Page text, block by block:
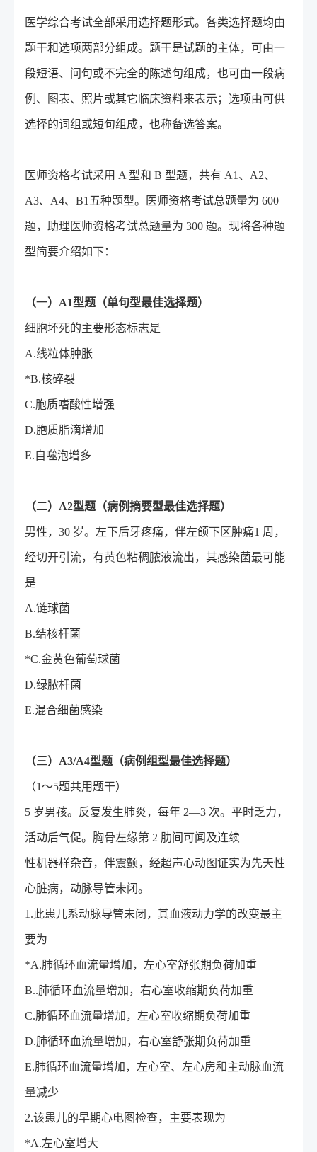
医学综合考试全部采用选择题形式。各类选择题均由
题干和选项两部分组成。题干是试题的主体，可由一
段短语、问句或不完全的陈述句组成，也可由一段病
例、图表、照片或其它临床资料来表示；选项由可供
选择的词组或短句组成，也称备选答案。
医师资格考试采用 A 型和 B 型题，共有 A1、A2、
A3、A4、B1五种题型。医师资格考试总题量为 600
题，助理医师资格考试总题量为 300 题。现将各种题
型简要介绍如下：
（一）A1型题（单句型最佳选择题）
细胞坏死的主要形态标志是
A.线粒体肿胀
*B.核碎裂
C.胞质嗜酸性增强
D.胞质脂滴增加
E.自噬泡增多
（二）A2型题（病例摘要型最佳选择题）
男性，30 岁。左下后牙疼痛，伴左颌下区肿痛1 周，
经切开引流，有黄色粘稠脓液流出，其感染菌最可能
是
A.链球菌
B.结核杆菌
*C.金黄色葡萄球菌
D.绿脓杆菌
E.混合细菌感染
（三）A3/A4型题（病例组型最佳选择题）
（1～5题共用题干）
5 岁男孩。反复发生肺炎，每年 2—3 次。平时乏力，
活动后气促。胸骨左缘第 2 肋间可闻及连续
性机器样杂音，伴震颤，经超声心动图证实为先天性
心脏病，动脉导管未闭。
1.此患儿系动脉导管未闭，其血液动力学的改变最主
要为
*A.肺循环血流量增加，左心室舒张期负荷加重
B..肺循环血流量增加，右心室收缩期负荷加重
C.肺循环血流量增加，左心室收缩期负荷加重
D.肺循环血流量增加，右心室舒张期负荷加重
E.肺循环血流量增加，左心室、左心房和主动脉血流
量减少
2.该患儿的早期心电图检查，主要表现为
*A.左心室增大